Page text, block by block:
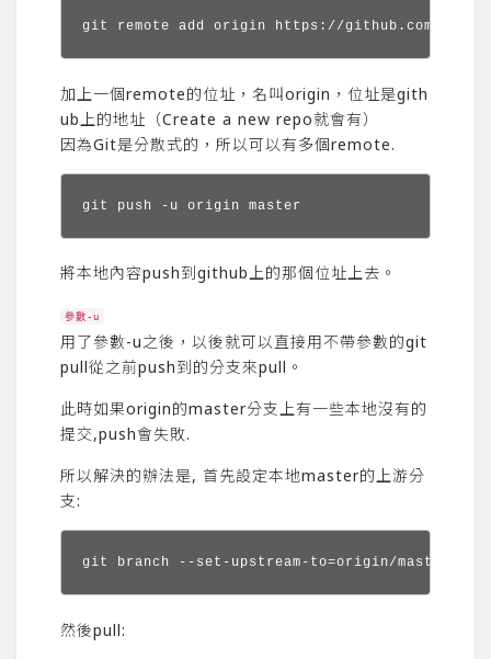
git remote add origin https://github.com/
加上一個remote的位址，名叫origin，位址是gith
ub上的地址（Create a new repo就會有）
因為Git是分散式的，所以可以有多個remote.
git push -u origin master
將本地內容push到github上的那個位址上去。
參數-u
用了參數-u之後，以後就可以直接用不帶參數的git
pull從之前push到的分支來pull。
此時如果origin的master分支上有一些本地沒有的
提交,push會失敗.
所以解決的辦法是, 首先設定本地master的上游分
支:
git branch --set-upstream-to=origin/master
然後pull: